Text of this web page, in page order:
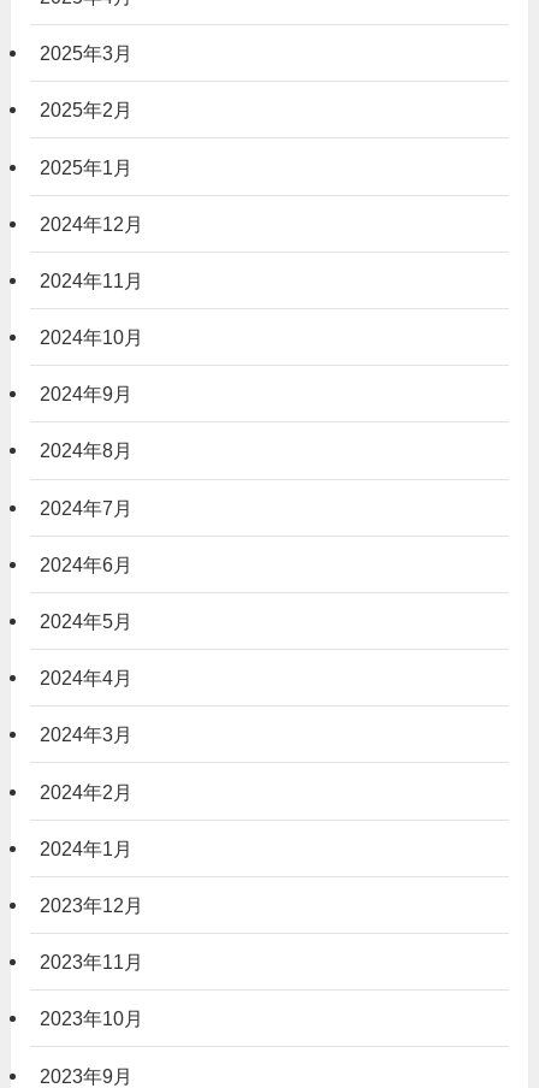
2025年3月
2025年2月
2025年1月
2024年12月
2024年11月
2024年10月
2024年9月
2024年8月
2024年7月
2024年6月
2024年5月
2024年4月
2024年3月
2024年2月
2024年1月
2023年12月
2023年11月
2023年10月
2023年9月